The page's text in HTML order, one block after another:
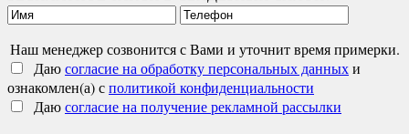
Наш менеджер созвонится с Вами и уточнит время примерки.
Даюсогласие на обработку персональных данныхи
ознакомлен(а) сполитикой конфиденциальности
Даюсогласие на получение рекламной рассылки